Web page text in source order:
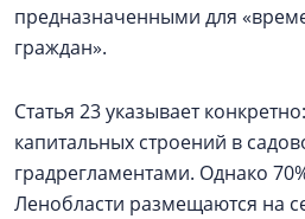
предназначенными для
граждан».
Статья 23 указывает
капитальных строений в
градрегламентами. Однако
Ленобласти размещаются на